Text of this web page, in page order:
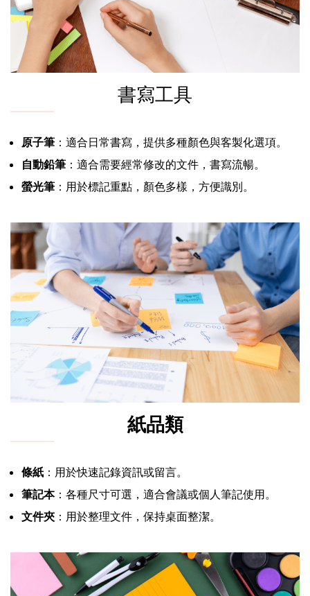
書寫工具
原子筆 ：適合日常書寫，提供多種顏色與客製化選項。
自動鉛筆 ：適合需要經常修改的文件，書寫流暢。
螢光筆 ：用於標記重點，顏色多樣，方便識別。
紙品類
條紙 ：用於快速記錄資訊或留言。
筆記本：各種尺寸可選，適合會議或個人筆記使用。
文件夾 ：用於整理文件，保持桌面整潔。